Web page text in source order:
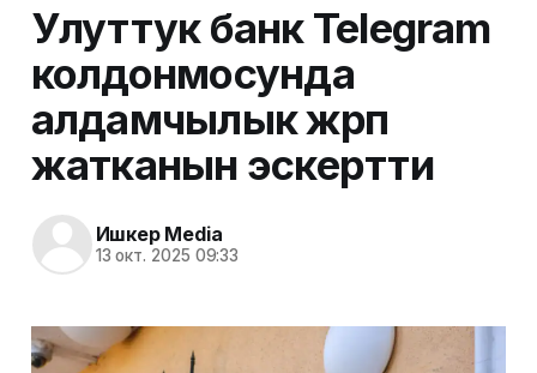
Улуттук банк Telegram
колдонмосунда
алдамчылык жүрүп
жатканын эскертти
Ишкер Media
13 окт. 2025 09:33